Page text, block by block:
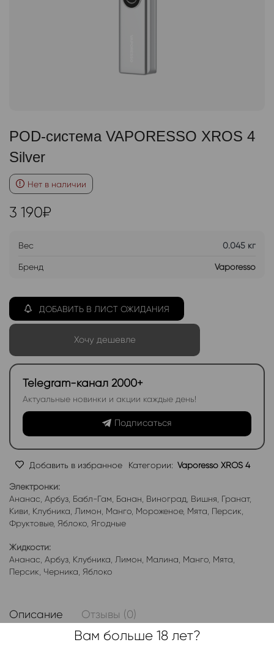
POD-система VAPORESSO XROS 4
Silver
Нет в наличии
3 190₽
Вес 0.045 кг
Бренд Vaporesso
ДОБАВИТЬ В ЛИСТ ОЖИДАНИЯ
Хочу дешевле
Telegram-канал 2000+
Актуальные новинки и акции каждые день!
Подписаться
Добавить в избранное Категории: Vaporesso XROS 4
Электронки:
Ананас Арбуз Бабл-Гам Банан Виноград Вишня Гранат,
Киви Клубника Лимон Манго Мороженое, Мята Персик
Фруктовые, Яблоко Ягодные
Жидкости:
Ананас Арбуз Клубника Лимон Малина Манго Мята
Персик Черника Яблоко
Описание Отзывы (0)
Вам больше 18 лет?